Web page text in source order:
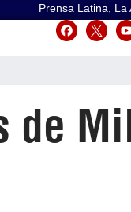
Prensa Latina, La
de